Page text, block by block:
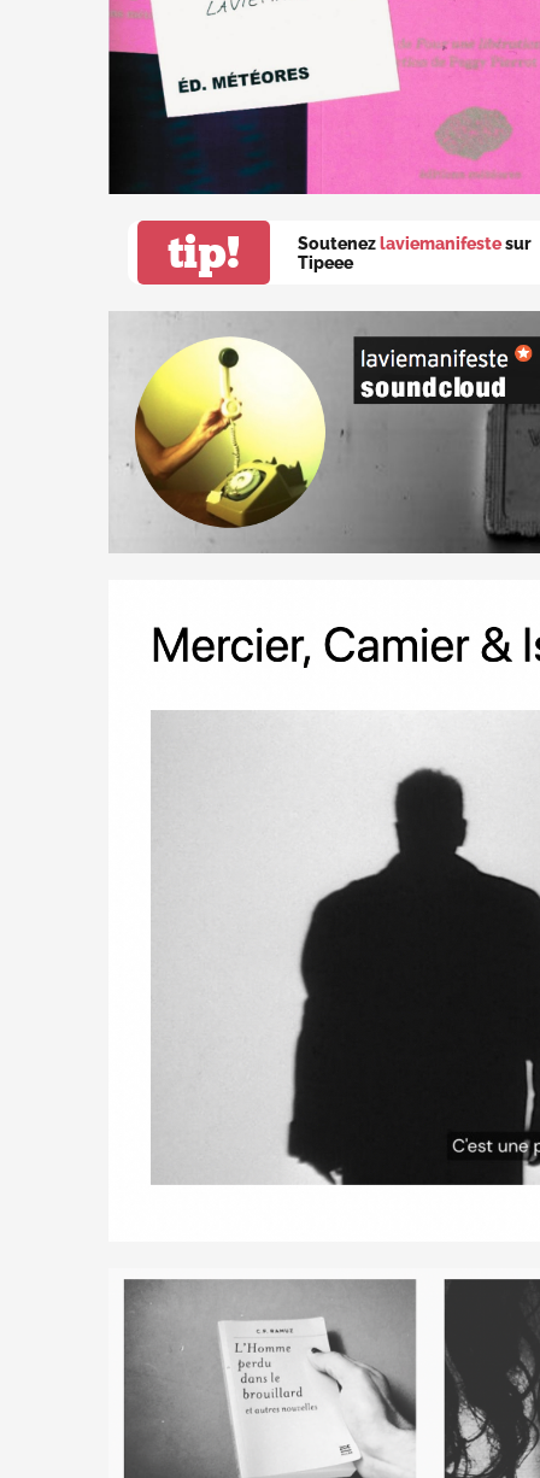
tip! Soutenez laviemanifestesur
Tipeee